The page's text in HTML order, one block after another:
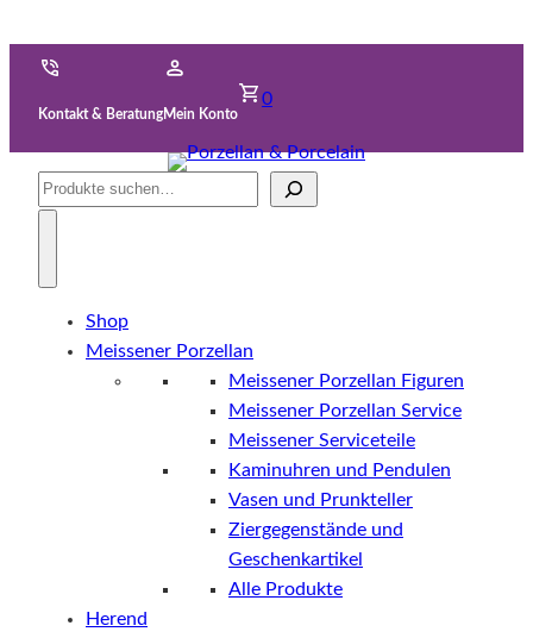
Kontakt & BeratungMein Konto
0
Suche
Shop
Meissener Porzellan
Meissener Porzellan Figuren
Meissener Porzellan Service
Meissener Serviceteile
Kaminuhren und Pendulen
Vasen und Prunkteller
Ziergegenstände und
Geschenkartikel
Alle Produkte
Herend